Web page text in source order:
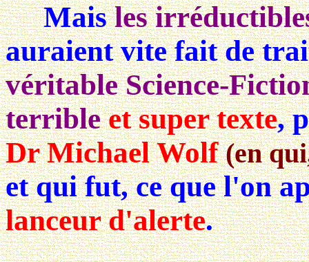
Maisles
auraientvite faitde
véritable Science-
terribleet super texte,
Dr Michael Wolf(en
et qui fut, ce que l'on
lanceur d'alerte.